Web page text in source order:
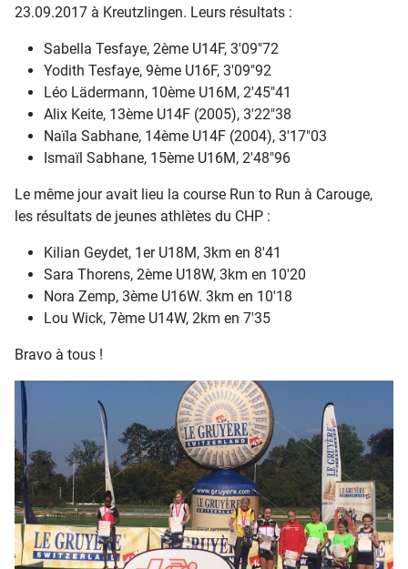
23.09.2017 à Kreutzlingen. Leurs résultats :
Sabella Tesfaye, 2ème U14F, 3'09"72
Yodith Tesfaye, 9ème U16F, 3'09"92
Léo Lädermann, 10ème U16M, 2'45"41
Alix Keite, 13ème U14F (2005), 3'22"38
Naïla Sabhane, 14ème U14F (2004), 3'17"03
Ismaïl Sabhane, 15ème U16M, 2'48"96
Le même jour avait lieu la course Run to Run à Carouge,
les résultats de jeunes athlètes du CHP :
Kilian Geydet, 1er U18M, 3km en 8'41
Sara Thorens, 2ème U18W, 3km en 10'20
Nora Zemp, 3ème U16W. 3km en 10'18
Lou Wick, 7ème U14W, 2km en 7'35
Bravo à tous !